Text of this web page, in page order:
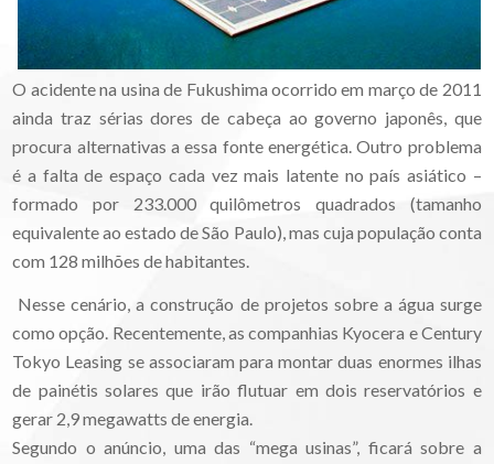
O acidente na usina de Fukushima ocorrido em março de 2011
ainda traz sérias dores de cabeça ao governo japonês, que
procura alternativas a essa fonte energética. Outro problema
é a falta de espaço cada vez mais latente no país asiático –
formado por 233.000 quilômetros quadrados (tamanho
equivalente ao estado de São Paulo), mas cuja população conta
com 128 milhões de habitantes.
Nesse cenário, a construção de projetos sobre a água surge
como opção. Recentemente, as companhias Kyocera e Century
Tokyo Leasing se associaram para montar duas enormes ilhas
de painétis solares que irão flutuar em dois reservatórios e
gerar 2,9 megawatts de energia.
Segundo o anúncio, uma das “mega usinas”, ficará sobre a